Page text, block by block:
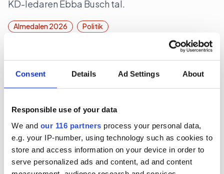
Consent Details Ad Settings About
Responsible use of your data
We and our 116 partners process your personal data,
e.g. your IP-number, using technology such as cookies to
store and access information on your device in order to
serve personalized ads and content, ad and content
KD-ledaren Ebba Busch tal.
Almedalen 2026 Politik
Bakom M-avhoppet i Karlstad
Moderaten Christian Holm lämnar sina politiska
uppdrag i Karlstad kommun och drar tillbaka sin
kandidatur inför höstens riksdagsval. Flera källor
pekar ut anledningen.
Politik